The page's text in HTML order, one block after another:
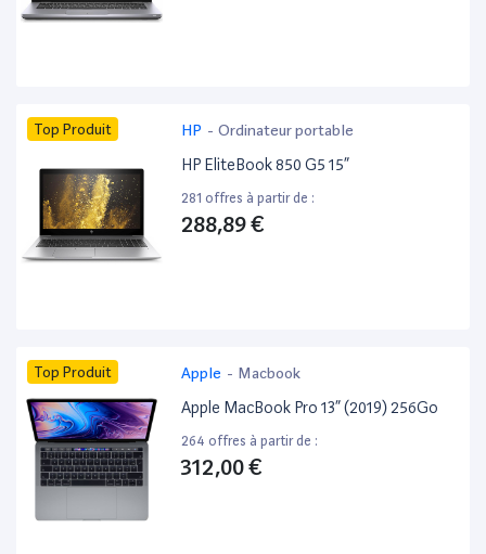
Top Produit HP - Ordinateur portable
HP EliteBook 850 G5 15”
281 offres à partir de :
288,89 €
Top Produit Apple - Macbook
Apple MacBook Pro 13” (2019) 256Go
264 offres à partir de :
312,00 €